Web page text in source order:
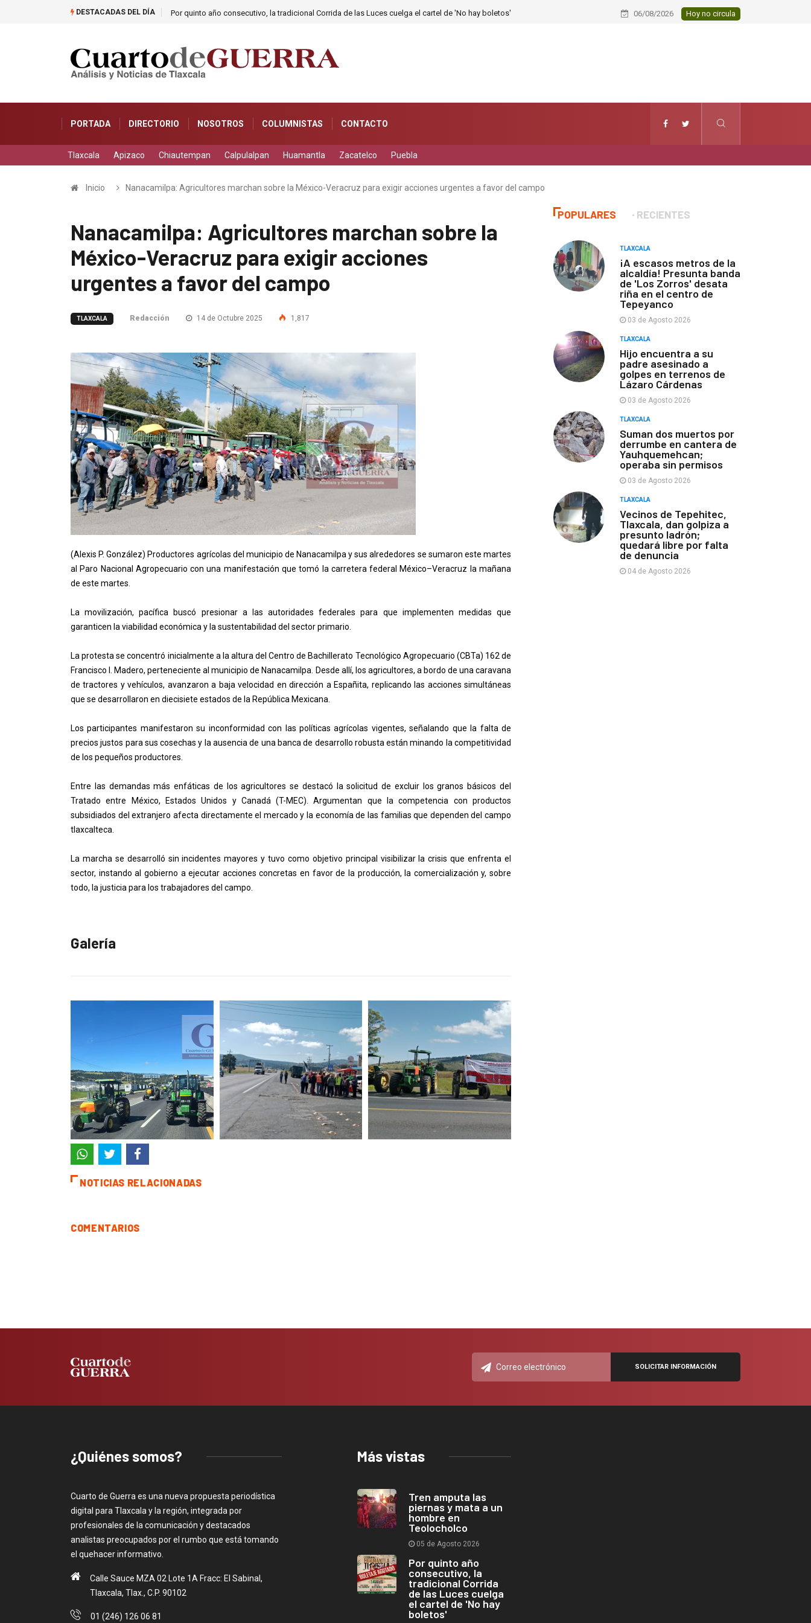
DESTACADAS DEL DÍA Por quinto año consecutivo, la tradicional Corrida de las Luces cuelga el cartel de 'No hay boletos' Conmemoran el XXI aniversario
06/08/2026 Hoy no circula
PORTADA DIRECTORIO NOSOTROS COLUMNISTAS CONTACTO
Tlaxcala Apizaco Chiautempan Calpulalpan Huamantla Zacatelco Puebla
Inicio Nanacamilpa: Agricultores marchan sobre la México-Veracruz para exigir acciones urgentes a favor del campo
Nanacamilpa: Agricultores marchan sobre la
México-Veracruz para exigir acciones
urgentes a favor del campo
TLAXCALA Redacción 14 de Octubre 2025 1,817
(Alexis P. González) Productores agrícolas del municipio de Nanacamilpa y sus alrededores se sumaron este martes
al Paro Nacional Agropecuario con una manifestación que tomó la carretera federal México–Veracruz la mañana
de este martes.
La movilización, pacífica buscó presionar a las autoridades federales para que implementen medidas que
garanticen la viabilidad económica y la sustentabilidad del sector primario.
La protesta se concentró inicialmente a la altura del Centro de Bachillerato Tecnológico Agropecuario (CBTa) 162 de
Francisco I. Madero, perteneciente al municipio de Nanacamilpa. Desde allí, los agricultores, a bordo de una caravana
de tractores y vehículos, avanzaron a baja velocidad en dirección a Españita, replicando las acciones simultáneas
que se desarrollaron en diecisiete estados de la República Mexicana.
Los participantes manifestaron su inconformidad con las políticas agrícolas vigentes, señalando que la falta de
precios justos para sus cosechas y la ausencia de una banca de desarrollo robusta están minando la competitividad
de los pequeños productores.
Entre las demandas más enfáticas de los agricultores se destacó la solicitud de excluir los granos básicos del
Tratado entre México, Estados Unidos y Canadá (T-MEC). Argumentan que la competencia con productos
subsidiados del extranjero afecta directamente el mercado y la economía de las familias que dependen del campo
tlaxcalteca.
La marcha se desarrolló sin incidentes mayores y tuvo como objetivo principal visibilizar la crisis que enfrenta el
sector, instando al gobierno a ejecutar acciones concretas en favor de la producción, la comercialización y, sobre
todo, la justicia para los trabajadores del campo.
Galería
NOTICIAS RELACIONADAS
COMENTARIOS
POPULARES RECIENTES
TLAXCALA
¡A escasos metros de la
alcaldía! Presunta banda
de 'Los Zorros' desata
riña en el centro de
Tepeyanco
03 de Agosto 2026
TLAXCALA
Hijo encuentra a su
padre asesinado a
golpes en terrenos de
Lázaro Cárdenas
03 de Agosto 2026
TLAXCALA
Suman dos muertos por
derrumbe en cantera de
Yauhquemehcan;
operaba sin permisos
03 de Agosto 2026
TLAXCALA
Vecinos de Tepehitec,
Tlaxcala, dan golpiza a
presunto ladrón;
quedará libre por falta
de denuncia
04 de Agosto 2026
¿Quiénes somos?
Cuarto de Guerra es una nueva propuesta periodística
digital para Tlaxcala y la región, integrada por
profesionales de la comunicación y destacados
analistas preocupados por el rumbo que está tomando
el quehacer informativo.
Calle Sauce MZA 02 Lote 1A Fracc: El Sabinal,
Tlaxcala, Tlax., C.P. 90102
01 (246) 126 06 81
Más vistas
Tren amputa las
piernas y mata a un
hombre en
Teolocholco
05 de Agosto 2026
Por quinto año
consecutivo, la
tradicional Corrida
de las Luces cuelga
el cartel de 'No hay
boletos'